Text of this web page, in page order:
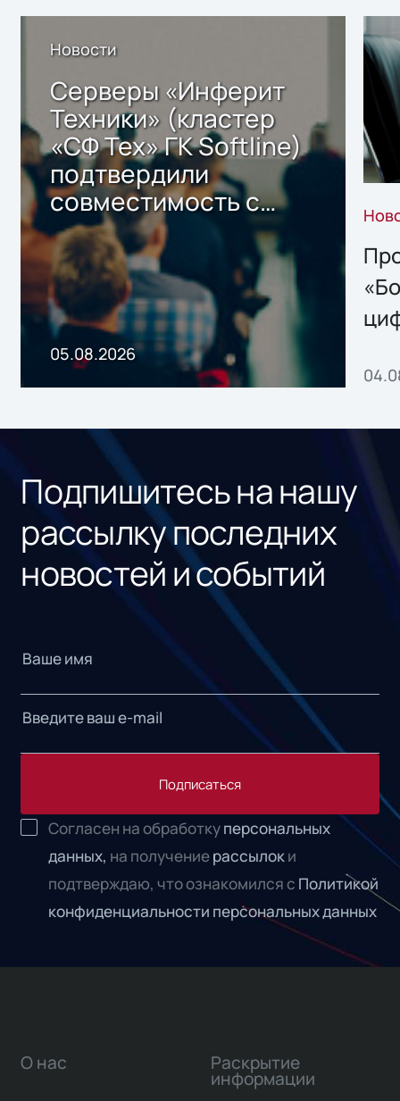
Новости
Серверы «Инферит
Техники» (кластер
«СФ Тех» ГК Softline)
подтвердили
совместимость с
решением Sharx
Storage 2.x для
хранения данных
05.08.2026
Подпишитесь на нашу
рассылку последних
новостей и событий
Подписаться
Согласен на обработкуперсональных
данных, на получениерассылоки
подтверждаю, что ознакомился с Политикой
конфиденциальности персональных данных
О нас Раскрытие
информации